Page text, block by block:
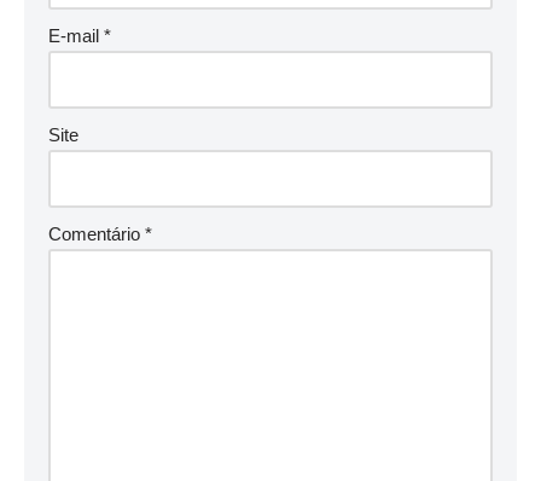
E-mail *
Site
Comentário *